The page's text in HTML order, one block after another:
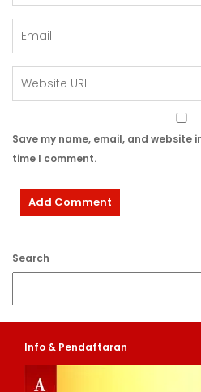
Save my name, email, and website
time I comment.
Search
Info & Pendaftaran